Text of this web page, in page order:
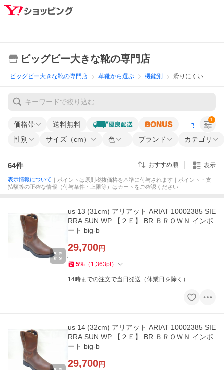
ビッグビー大きな靴の専門店
ビッグビー大きな靴の専門店 革靴から選ぶ 機能別 滑りにくい
価格帯 送料無料 すべての条
性別 サイズ（cm） 色 ブランド カテゴリ
1
64件 おすすめ順 表示
表示情報について ｜ポイントは原則税抜価格を基準に付与されます｜ポイント・支
払額等の正確な情報（付与条件・上限等）はカートをご確認ください
us 13 (31cm) アリアット ARIAT 10002385 SIE
RRA SUN WP 【２Ｅ】 BR ＢＲＯＷＮ インポ
ート big-b
29,700円
5% （ 1,363pt）
14時までの注文で当日発送（休業日を除く）
us 14 (32cm) アリアット ARIAT 10002385 SIE
RRA SUN WP 【２Ｅ】 BR ＢＲＯＷＮ インポ
ート big-b
29,700円